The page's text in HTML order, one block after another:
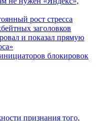
рост стресса
заголовков
и показал прямую
блокировок
признания того,